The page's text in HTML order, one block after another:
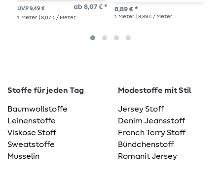
UVP 9,49 € ab 8,07 € *
1 Meter | 8,07 € / Meter
8,89 € *
1 Meter | 8,89 € / Meter
Stoffe für jeden Tag
Baumwollstoffe
Leinenstoffe
Viskose Stoff
Sweatstoffe
Musselin
Modestoffe mit Stil
Jersey Stoff
Denim Jeansstoff
French Terry Stoff
Bündchenstoff
Romanit Jersey